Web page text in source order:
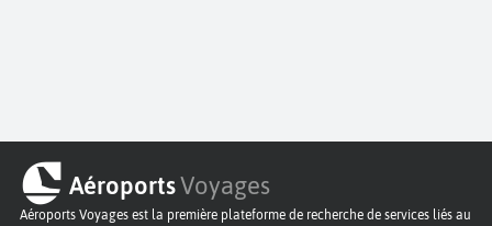
AéroportsVoyages
Aéroports Voyages est la première plateforme de recherche de services liés au